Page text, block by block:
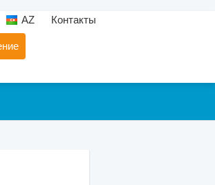
AZ Контакты